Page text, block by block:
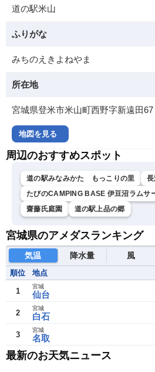
道の駅米山
ふりがな
みちのえきよねやま
所在地
宮城県登米市米山町西野字新遠田67
地図を見る
周辺のおすすめスポット
道の駅みなみかた もっこりの里
たびのCAMPING BASE 伊豆沼ラムサ
齋藤氏庭園
道の駅上品の郷
宮城県のアメダスランキング
気温 降水量 風
順位 地点
1 仙台
宮城
2 白石
宮城
3 名取
宮城
最新のお天気ニュース